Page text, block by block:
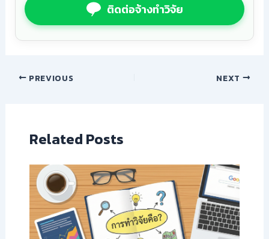
ติดต่อจ้างทำวิจัย
PREVIOUS NEXT
Related Posts